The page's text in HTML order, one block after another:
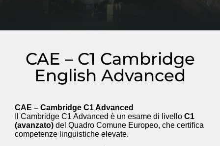
CAE – C1 Cambridge
English Advanced
CAE – Cambridge C1 Advanced
Il Cambridge C1 Advanced è un esame di livello C1
(avanzato) del Quadro Comune Europeo, che certifica
competenze linguistiche elevate.